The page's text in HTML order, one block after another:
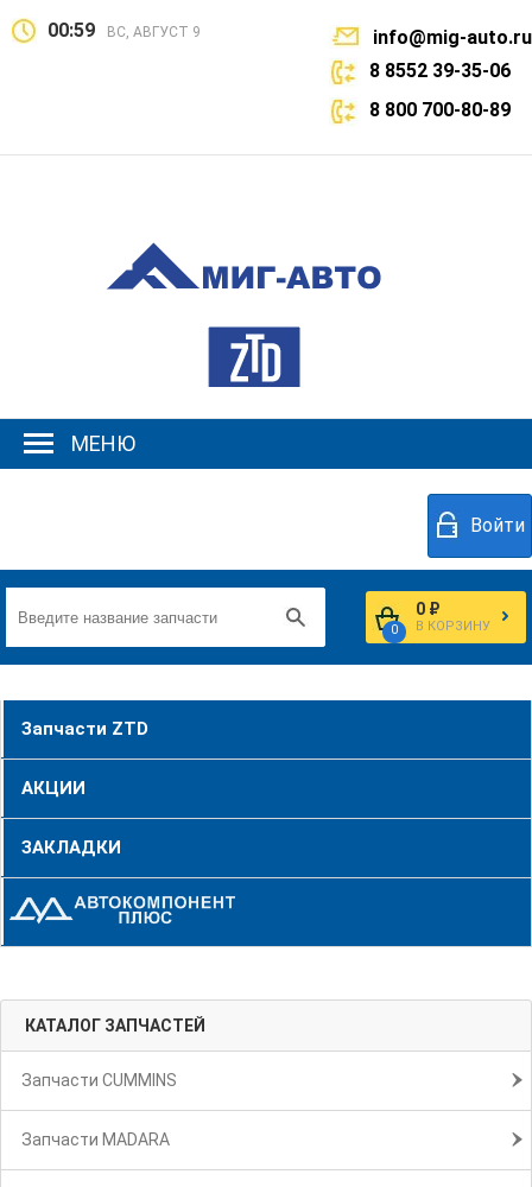
00:59 ВС, АВГУСТ 9
info@mig-auto.ru
8 8552 39-35-06
8 800 700-80-89
МЕНЮ
Войти
0
0 ₽
В КОРЗИНУ
Запчасти ZTD
АКЦИИ
ЗАКЛАДКИ
КАТАЛОГ ЗАПЧАСТЕЙ
Запчасти CUMMINS
Запчасти MADARA